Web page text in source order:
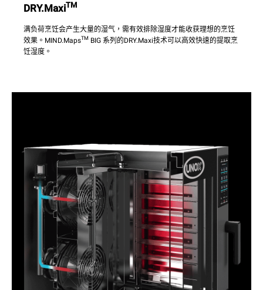
DRY.MaxiTM
满负荷烹饪会产生大量的湿气，需有效排除湿度才能收获理想的烹饪
效果。MIND.MapsTM BIG 系列的DRY.Maxi技术可以高效快速的提取烹
饪湿度。